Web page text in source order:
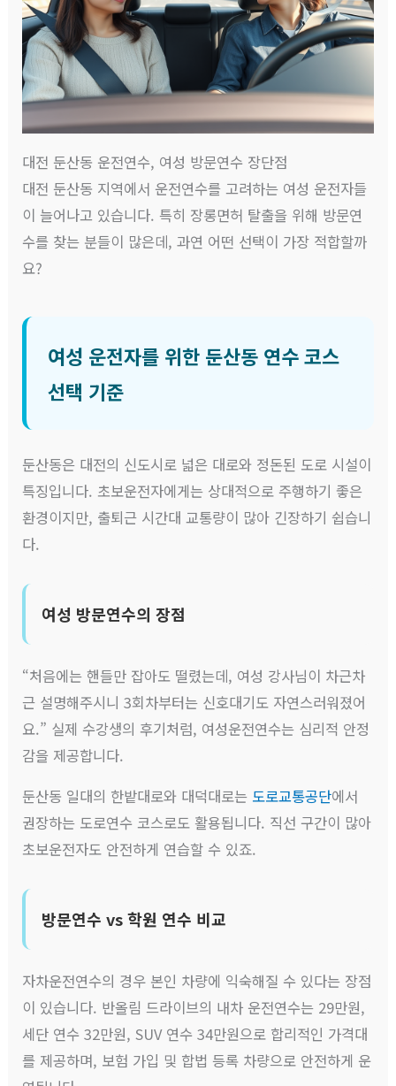
대전 둔산동 운전연수, 여성 방문연수 장단점
대전 둔산동 지역에서 운전연수를 고려하는 여성 운전자들
이 늘어나고 있습니다. 특히 장롱면허 탈출을 위해 방문연
수를 찾는 분들이 많은데, 과연 어떤 선택이 가장 적합할까
요?
여성 운전자를 위한 둔산동 연수 코스
선택 기준
둔산동은 대전의 신도시로 넓은 대로와 정돈된 도로 시설이
특징입니다. 초보운전자에게는 상대적으로 주행하기 좋은
환경이지만, 출퇴근 시간대 교통량이 많아 긴장하기 쉽습니
다.
여성 방문연수의 장점
“처음에는 핸들만 잡아도 떨렸는데, 여성 강사님이 차근차
근 설명해주시니 3회차부터는 신호대기도 자연스러워졌어
요.” 실제 수강생의 후기처럼, 여성운전연수는 심리적 안정
감을 제공합니다.
둔산동 일대의 한밭대로와 대덕대로는 도로교통공단에서
권장하는 도로연수 코스로도 활용됩니다. 직선 구간이 많아
초보운전자도 안전하게 연습할 수 있죠.
방문연수 vs 학원 연수 비교
자차운전연수의 경우 본인 차량에 익숙해질 수 있다는 장점
이 있습니다. 반올림 드라이브의 내차 운전연수는 29만원,
세단 연수 32만원, SUV 연수 34만원으로 합리적인 가격대
를 제공하며, 보험 가입 및 합법 등록 차량으로 안전하게 운